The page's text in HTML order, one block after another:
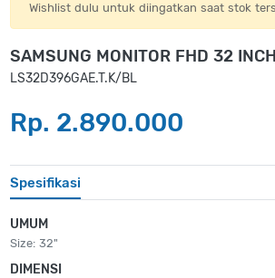
Wishlist dulu untuk diingatkan saat stok
SAMSUNG MONITOR FHD 32
LS32D396GAE.T.K/BL
Rp. 2.890.000
Spesifikasi
UMUM
Size: 32"
DIMENSI